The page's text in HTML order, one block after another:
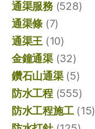
通渠服務(528)
通渠條 (7)
通渠王 (10)
金鐘通渠(32)
鑽石山通渠(5)
防水工程(555)
防水工程施工(15)